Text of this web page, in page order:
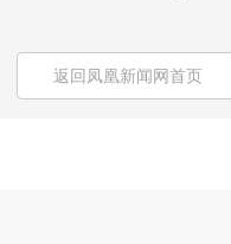
返回凤凰新闻网首页